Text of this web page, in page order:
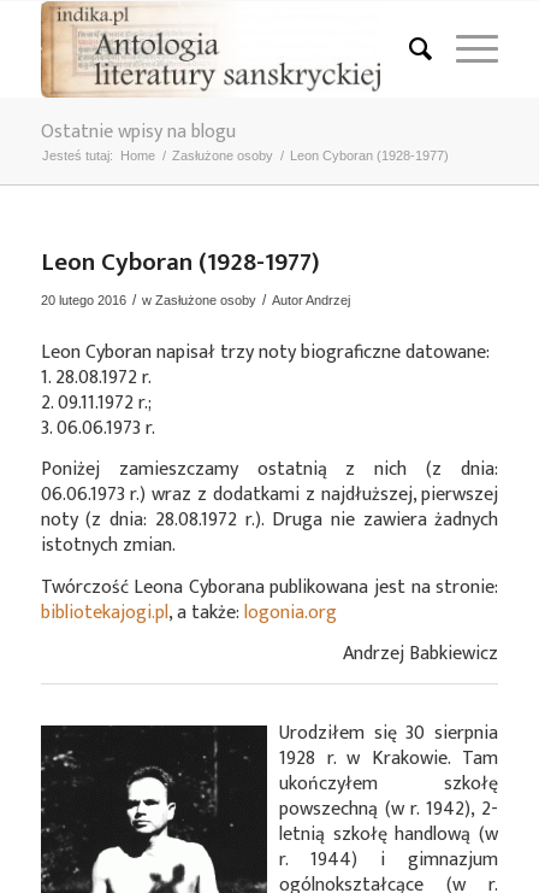
Ostatnie wpisy na blogu
Jesteś tutaj: Home / Zasłużone osoby / Leon Cyboran (1928-1977)
Leon Cyboran (1928-1977)
20 lutego 2016 / w Zasłużone osoby / AutorAndrzej
Leon Cyboran napisał trzy noty biograficzne datowane:
1. 28.08.1972 r.
2. 09.11.1972 r.;
3. 06.06.1973 r.
Poniżej zamieszczamy ostatnią z nich (z dnia:
06.06.1973 r.) wraz z dodatkami z najdłuższej, pierwszej
noty (z dnia: 28.08.1972 r.). Druga nie zawiera żadnych
istotnych zmian.
Twórczość Leona Cyborana publikowana jest na stronie:
bibliotekajogi.pl, a także:logonia.org
Andrzej Babkiewicz
Urodziłem się 30 sierpnia
1928 r. w Krakowie. Tam
ukończyłem szkołę
powszechną (w r. 1942), 2-
letnią szkołę handlową (w
r. 1944) i gimnazjum
ogólnokształcące (w r.